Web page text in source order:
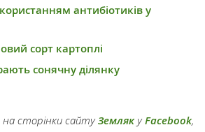
антибіотиків у
сорт картоплі
сонячну ділянку
на сторінки сайтуЗемлякуFacebook,